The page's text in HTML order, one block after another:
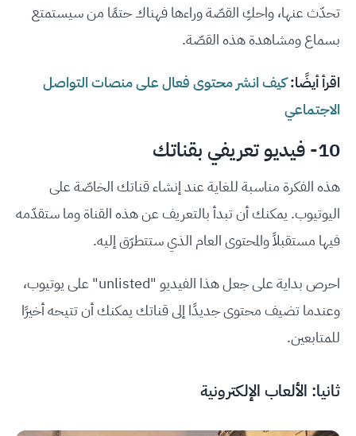
تحدّث عنها، واحكِ القصّة وراءها فهناك حتمًا من سيستمتع
بسماع ومشاهدة هذه القصّة.
اقرأ أيضًا:كيف انشر محتوى فعال على منصات التواصل
الاجتماعي
10- فيديو تعريفي بقناتك
هذه الفكرة مناسبة للغاية عند إنشاء قناتك الخاصّة على
اليوتيوب. يمكنك أن تبدأ بالتعريف عن هذه القناة وما ستقدّمه
فيها مستقبلاً والمحتوى العام الذي ستتطرّق إليه.
احرص بداية على جعل هذا الفيديو "unlisted" على يوتيوب،
وعندما تضيف محتوى جديدًا إلى قناتك يمكنك أن تتيحه أخيرًا
للمتابعين.
ثانيا: الألعاب الإلكترونية